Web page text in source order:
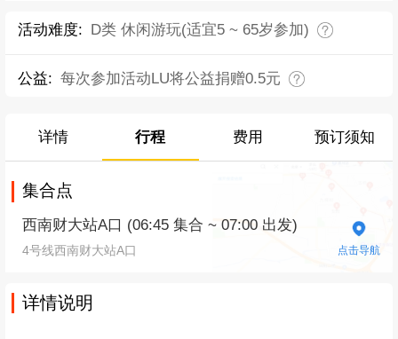
活动难度: D类 休闲游玩(适宜5 ~ 65岁参加)
公益: 每次参加活动LU将公益捐赠0.5元
详情 行程 费用 预订须知
集合点
西南财大站A口 (06:45 集合 ~ 07:00 出发)
4号线西南财大站A口 点击导航
详情说明